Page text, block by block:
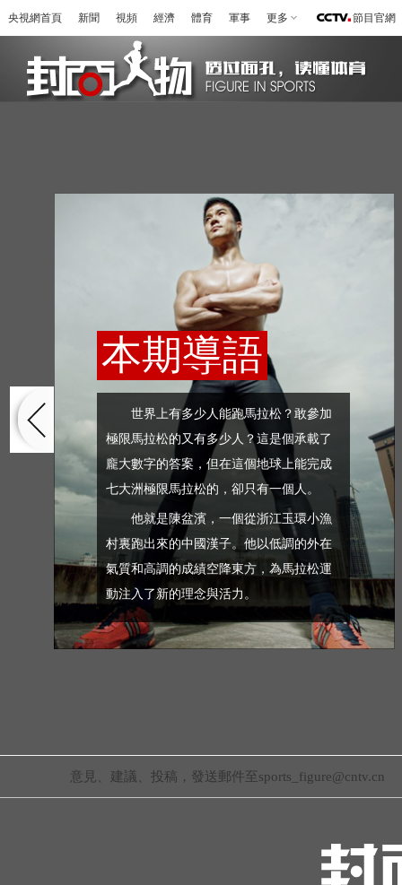
央視網首頁 新聞 視頻 經濟 體育 軍事 更多 節目官網
本期導語
世界上有多少人能跑馬拉松？敢參加
極限馬拉松的又有多少人？這是個承載了
龐大數字的答案，但在這個地球上能完成
七大洲極限馬拉松的，卻只有一個人。
他就是陳盆濱，一個從浙江玉環小漁
村裏跑出來的中國漢子。他以低調的外在
氣質和高調的成績空降東方，為馬拉松運
動注入了新的理念與活力。
意見、建議、投稿，發送郵件至sports_figure@cntv.cn